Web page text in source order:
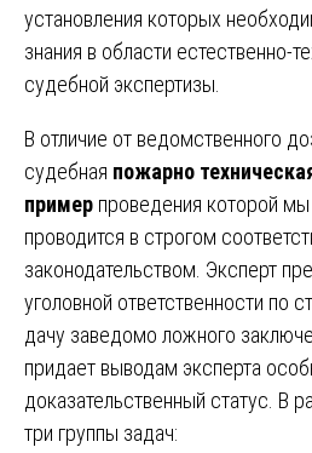
установления которых
знания в области естественно-
судебной экспертизы.
В отличие от ведомственного
судебная пожарно
пример проведения которой
проводится в строгом
законодательством. Эксперт
уголовной ответственности по
дачу заведомо ложного
придает выводам эксперта
доказательственный статус. В
три группы задач: